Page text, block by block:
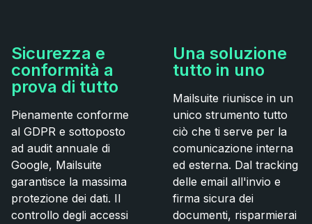
Sicurezza e
conformità a
prova di tutto
Pienamente conforme
al GDPR e sottoposto
ad audit annuale di
Google, Mailsuite
garantisce la massima
protezione dei dati. Il
controllo degli accessi
Una soluzione
tutto in uno
Mailsuite riunisce in un
unico strumento tutto
ciò che ti serve per la
comunicazione interna
ed esterna. Dal tracking
delle email all'invio e
firma sicura dei
documenti, risparmierai